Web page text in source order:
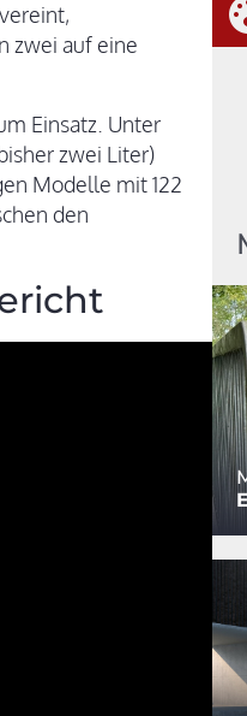
zwei auf eine
Einsatz. Unter
zwei Liter)
Modelle mit 122
den